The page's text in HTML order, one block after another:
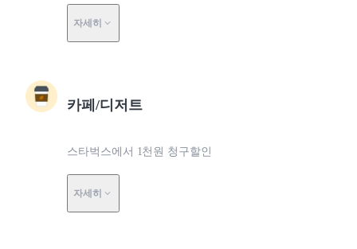
자세히
카페/디저트
스타벅스에서 1천원 청구할인
자세히